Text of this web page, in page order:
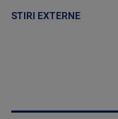
STIRI EXTERNE